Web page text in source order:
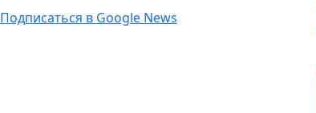
Подписаться в Google News